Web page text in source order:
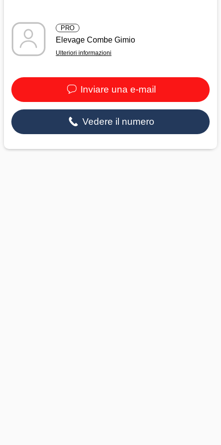
PRO
Elevage Combe Gimio
Ulteriori informazioni
Inviare una e-mail
Vedere il numero